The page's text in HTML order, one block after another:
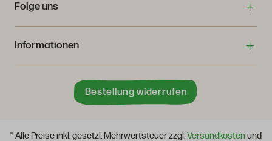
Folge uns
Informationen
Bestellung widerrufen
* Alle Preise inkl. gesetzl. Mehrwertsteuer zzgl.Versandkostenund